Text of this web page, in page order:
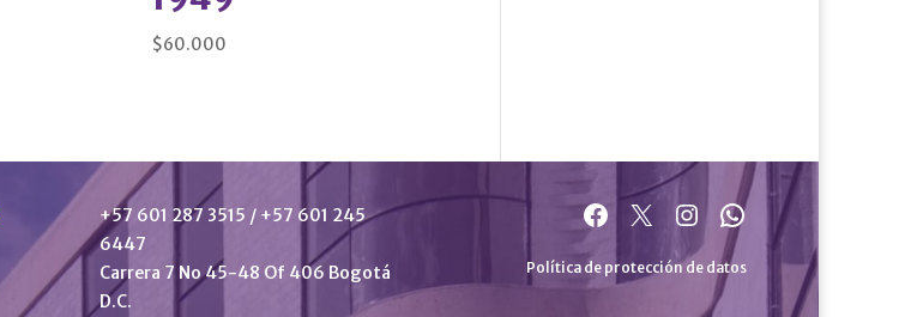
$60.000
+57 601 287 3515 / +57 601 245
6447
Carrera 7 No 45-48 Of 406 Bogotá
D.C.
Facebook
X Instagram
WhatsApp
Política de protección de datos